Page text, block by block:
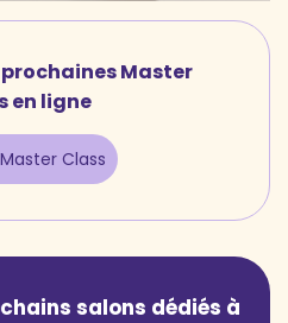
Master
en ligne
Class
salons dédiés à